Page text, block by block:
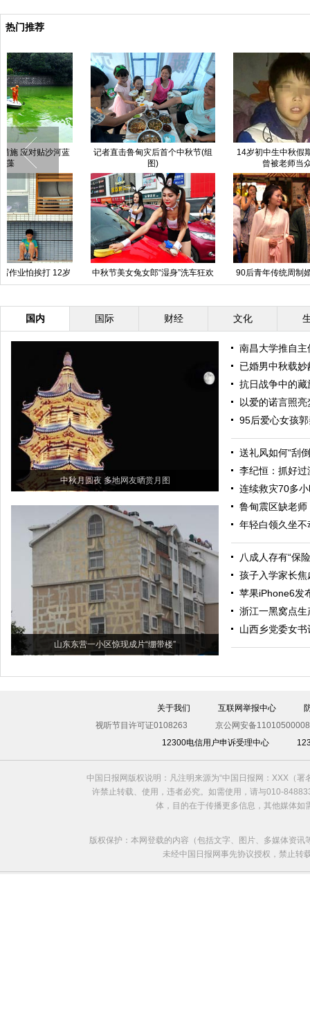
热门推荐
四川遂宁罐车穿住户大门 被巨石
西里奇美网夺冠
世界最大的百合月饼亮相甘肃兰州
女司机撞人不愿下车 与路人对骂
引数百人围观
国内 国际 财经 文化
中秋月圆夜 多地网友晒赏月图
山东东营一小区惊现成片“绷带楼”
南昌大学推自
已婚男中秋载
抗日战争中的
以爱的诺言照
95后爱心女孩
送礼风如何“刮
李纪恒：抓好
连续救灾70多
鲁甸震区缺老
年轻白领久坐
八成人存有“保
孩子入学家长
苹果iPhone6发
浙江一黑窝点
山西乡党委女
关于我们 互联网举报中心
视听节目许可证0108263
京公网安备
12300电信用户申诉受理中心
中国日报网版权说明：凡注明来源为“中国日报网：XXX（
许禁止转载、使用，违者必究。如需使用，请与010-
体，目的在于传播更多信息，其他媒体
版权保护：本网登载的内容（包括文字、图片、多媒体资
未经中国日报网事先协议授权，禁止转